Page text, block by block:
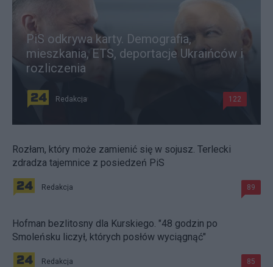
PiS odkrywa karty. Demografia,
mieszkania, ETS, deportacje Ukraińców i
rozliczenia
Redakcja 122
Rozłam, który może zamienić się w sojusz. Terlecki
zdradza tajemnice z posiedzeń PiS
Redakcja 89
Hofman bezlitosny dla Kurskiego. "48 godzin po
Smoleńsku liczył, których posłów wyciągnąć"
Redakcja 85